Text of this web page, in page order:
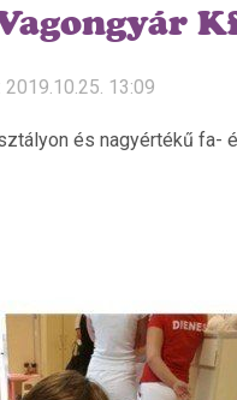
13:09
és nagyértékű fa-